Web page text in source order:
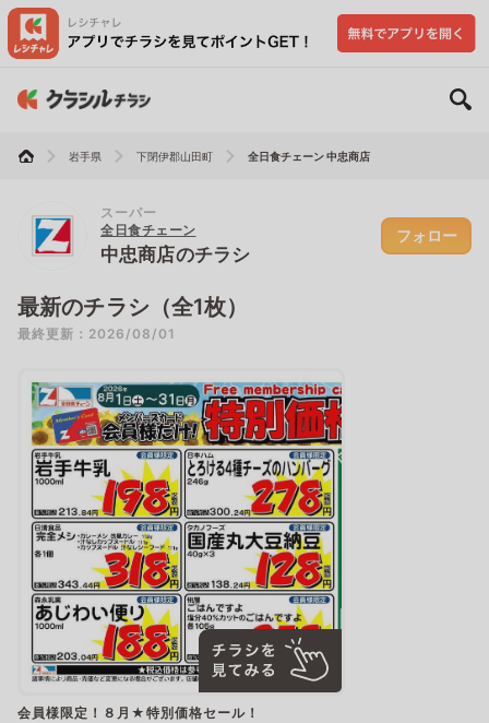
岩手県 下閉伊郡山田町 全日食チェーン 中忠商店
スーパー
全日食チェーン
中忠商店のチラシ
フォロー
最新のチラシ（全1枚）
最終更新：2026/08/01
会員様限定！８月★特別価格セール！